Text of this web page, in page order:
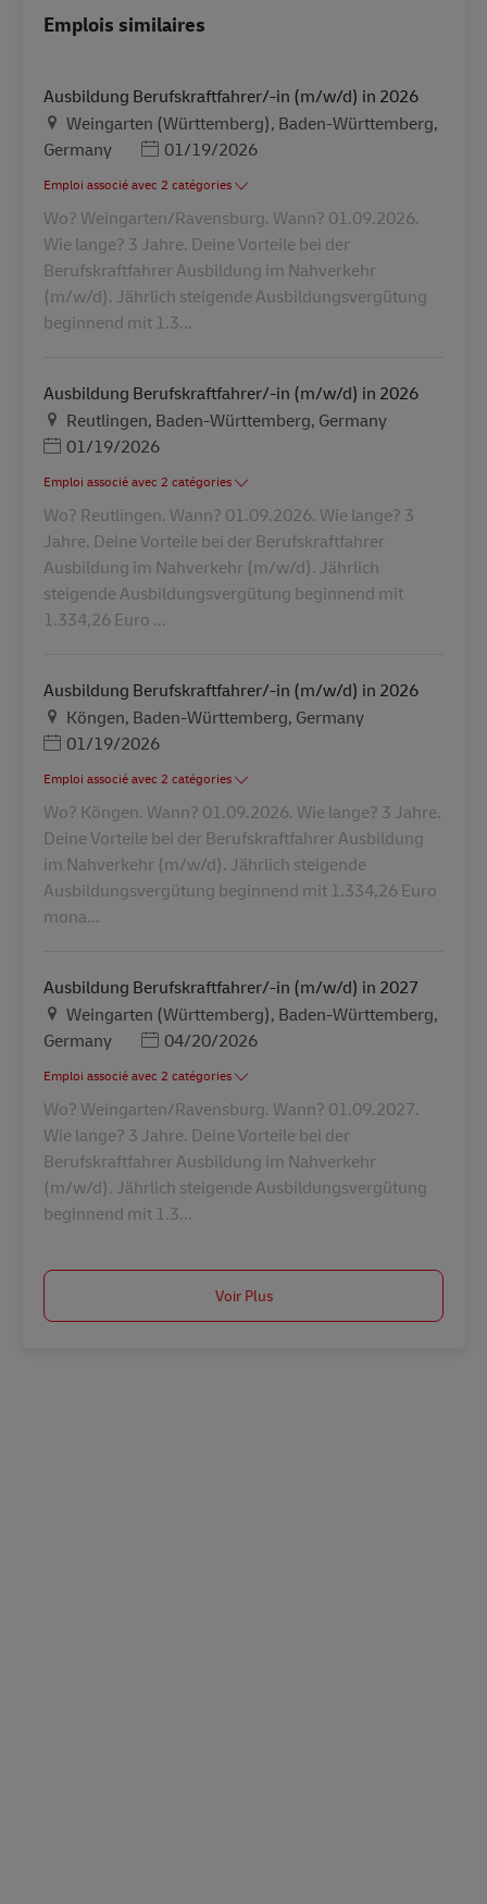
Emplois similaires
Ausbildung Berufskraftfahrer/-in (m/w/d) in 2026
LieuWeingarten (Württemberg), Baden-Württemberg,
Germany
Posted Date
01/19/2026
Emploi associé avec 2 catégories
Wo? Weingarten/Ravensburg. Wann? 01.09.2026.
Wie lange? 3 Jahre. Deine Vorteile bei der
Berufskraftfahrer Ausbildung im Nahverkehr
(m/w/d). Jährlich steigende Ausbildungsvergütung
beginnend mit 1.3...
Ausbildung Berufskraftfahrer/-in (m/w/d) in 2026
LieuReutlingen, Baden-Württemberg, Germany
Posted Date
01/19/2026
Emploi associé avec 2 catégories
Wo? Reutlingen. Wann? 01.09.2026. Wie lange? 3
Jahre. Deine Vorteile bei der Berufskraftfahrer
Ausbildung im Nahverkehr (m/w/d). Jährlich
steigende Ausbildungsvergütung beginnend mit
1.334,26 Euro ...
Ausbildung Berufskraftfahrer/-in (m/w/d) in 2026
LieuKöngen, Baden-Württemberg, Germany
Posted Date
01/19/2026
Emploi associé avec 2 catégories
Wo? Köngen. Wann? 01.09.2026. Wie lange? 3 Jahre.
Deine Vorteile bei der Berufskraftfahrer Ausbildung
im Nahverkehr (m/w/d). Jährlich steigende
Ausbildungsvergütung beginnend mit 1.334,26 Euro
mona...
Ausbildung Berufskraftfahrer/-in (m/w/d) in 2027
LieuWeingarten (Württemberg), Baden-Württemberg,
Germany
Posted Date
04/20/2026
Emploi associé avec 2 catégories
Wo? Weingarten/Ravensburg. Wann? 01.09.2027.
Wie lange? 3 Jahre. Deine Vorteile bei der
Berufskraftfahrer Ausbildung im Nahverkehr
(m/w/d). Jährlich steigende Ausbildungsvergütung
beginnend mit 1.3...
Voir Plus